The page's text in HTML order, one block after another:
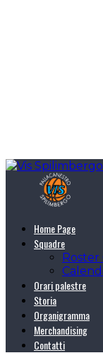
Home Page
Squadre
Roster
Orari palestre
Storia
Organigramma
Merchandising
Contatti